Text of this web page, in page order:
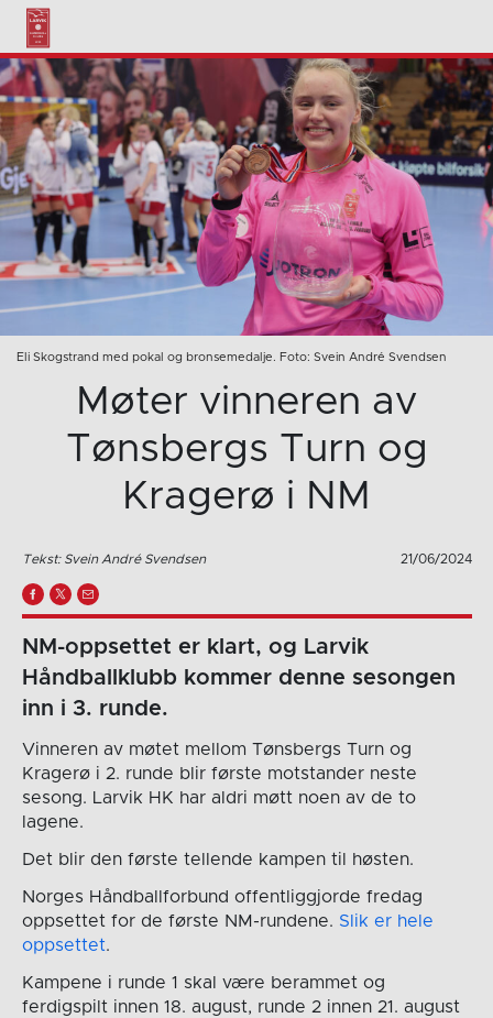
Eli Skogstrand med pokal og bronsemedalje. Foto: Svein André Svendsen
Møter vinneren av
Tønsbergs Turn og
Kragerø i NM
Tekst: Svein André Svendsen 21/06/2024
NM-oppsettet er klart, og Larvik
Håndballklubb kommer denne sesongen
inn i 3. runde.
Vinneren av møtet mellom Tønsbergs Turn og
Kragerø i 2. runde blir første motstander neste
sesong. Larvik HK har aldri møtt noen av de to
lagene.
Det blir den første tellende kampen til høsten.
Norges Håndballforbund offentliggjorde fredag
oppsettet for de første NM-rundene. Slik er hele
oppsettet.
Kampene i runde 1 skal være berammet og
ferdigspilt innen 18. august, runde 2 innen 21. august